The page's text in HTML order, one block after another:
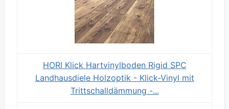
HORI Klick Hartvinylboden Rigid SPC
Landhausdiele Holzoptik - Klick-Vinyl mit
Trittschalldämmung -...